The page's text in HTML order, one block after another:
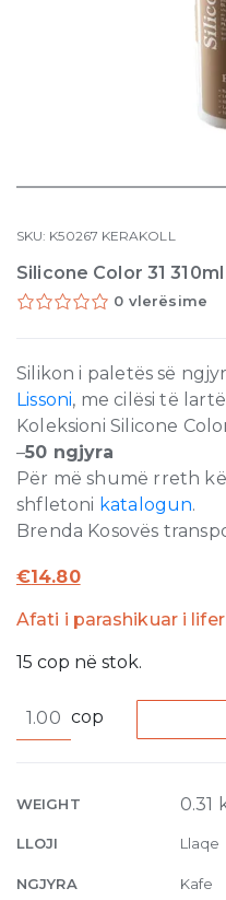
SKU: K50267 KERAKOLL
Silicone Color 31 310ml
0 vlerësime
Silikon i paletës së
Lissoni, me cilësi të
Koleksioni Silicone
–50 ngjyra
Për më shumë rreth
shfletoni katalogun.
Brenda Kosovës
€14.80
Afati i parashikuar i
15 cop në stok.
Color
quantity
cop
WEIGHT 0.31
LLOJI Llaqe
NGJYRA Kafe